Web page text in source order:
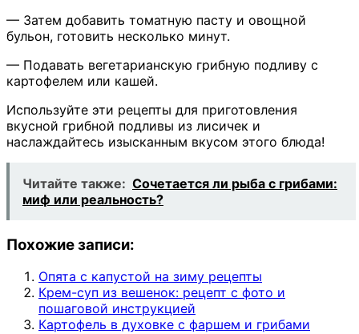
— Затем добавить томатную пасту и овощной
бульон, готовить несколько минут.
— Подавать вегетарианскую грибную подливу с
картофелем или кашей.
Используйте эти рецепты для приготовления
вкусной грибной подливы из лисичек и
наслаждайтесь изысканным вкусом этого блюда!
Читайте также: Сочетается ли рыба с грибами:
миф или реальность?
Похожие записи:
Опята с капустой на зиму рецепты
Крем-суп из вешенок: рецепт с фото и
пошаговой инструкцией
Картофель в духовке с фаршем и грибами